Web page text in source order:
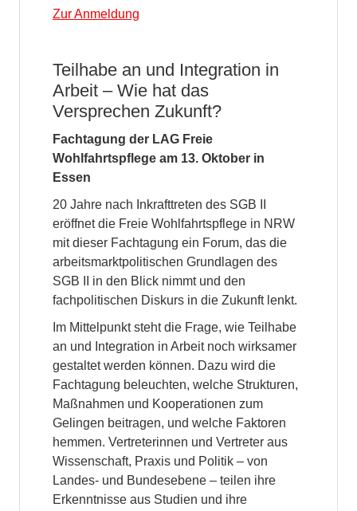
Zur Anmeldung
Teilhabe an und Integration in
Arbeit – Wie hat das
Versprechen Zukunft?
Fachtagung der LAG Freie
Wohlfahrtspflege am 13. Oktober in
Essen
20 Jahre nach Inkrafttreten des SGB II
eröffnet die Freie Wohlfahrtspflege in NRW
mit dieser Fachtagung ein Forum, das die
arbeitsmarktpolitischen Grundlagen des
SGB II in den Blick nimmt und den
fachpolitischen Diskurs in die Zukunft lenkt.
Im Mittelpunkt steht die Frage, wie Teilhabe
an und Integration in Arbeit noch wirksamer
gestaltet werden können. Dazu wird die
Fachtagung beleuchten, welche Strukturen,
Maßnahmen und Kooperationen zum
Gelingen beitragen, und welche Faktoren
hemmen. Vertreterinnen und Vertreter aus
Wissenschaft, Praxis und Politik – von
Landes- und Bundesebene – teilen ihre
Erkenntnisse aus Studien und ihre